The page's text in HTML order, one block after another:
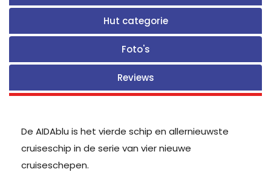
Hut categorie
Foto's
Reviews
De AIDAblu is het vierde schip en allernieuwste
cruiseschip in de serie van vier nieuwe
cruiseschepen.